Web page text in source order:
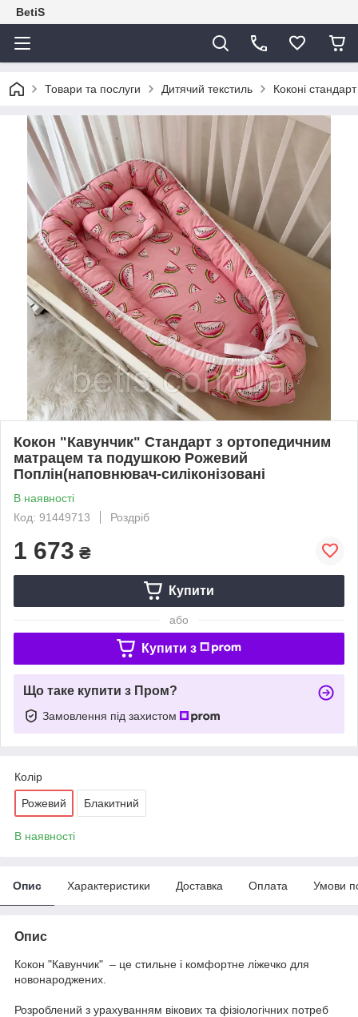
BetiS
Товари та послуги Дитячий текстиль Коконі стандарт
Кокон "Кавунчик" Стандарт з ортопедичним
матрацем та подушкою Рожевий
Поплін(наповнювач-силіконізовані
В наявності
Код: 91449713
Роздріб
1 673 ₴
Купити
або
Купити з
Що таке купити з Пром?
Замовлення під захистом
Колір
Рожевий Блакитний
В наявності
Опис Характеристики Доставка Оплата Умови
Опис
Кокон "Кавунчик" – це стильне і комфортне ліжечко для
новонароджених.
Розроблений з урахуванням вікових та фізіологічних потреб